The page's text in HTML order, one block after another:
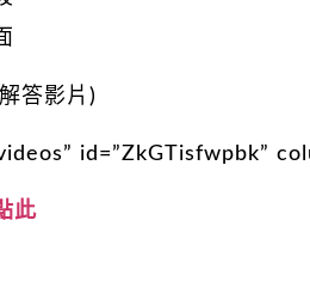
答影片)
id=”ZkGTisfwpbk”
此